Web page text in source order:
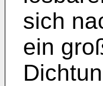
sich
ein